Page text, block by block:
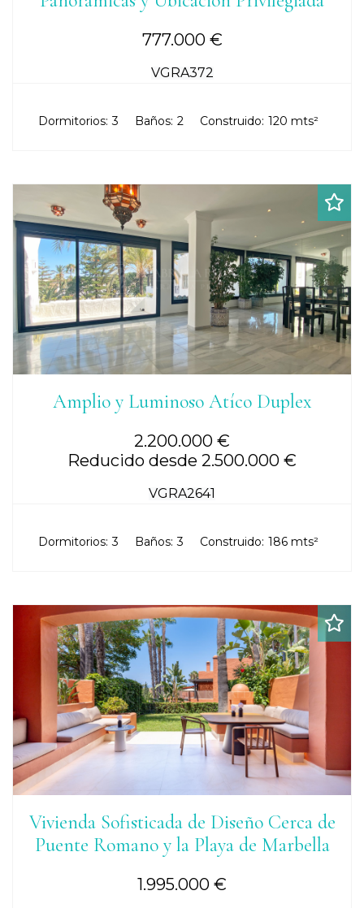
777.000 €
VGRA372
Dormitorios: 3 Baños: 2 Construido: 120 mts²
2.200.000 €
Reducido desde 2.500.000 €
VGRA2641
Amplio y Luminoso Atíco Duplex
Dormitorios: 3 Baños: 3 Construido: 186 mts²
1.995.000 €
Vivienda Sofisticada de Diseño Cerca de
Puente Romano y la Playa de Marbella